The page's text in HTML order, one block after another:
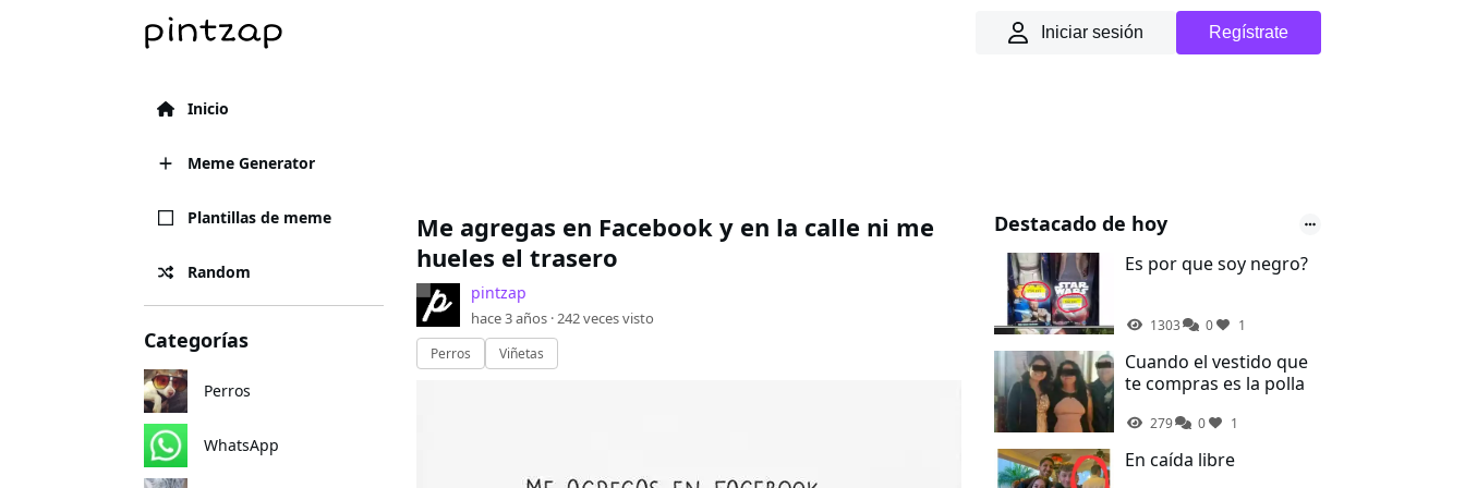
Iniciar sesión Regístrate
Inicio
Meme Generator
Plantillas de meme
Random
Categorías
Perros
WhatsApp
Me agregas en Facebook y en la calle ni me
hueles el trasero
pintzap
hace 3 años ·242veces visto
Perros Viñetas
Destacado de hoy
Es por que soy negro?
1303 0 1
Cuando el vestido que
te compras es la polla
279 0 1
En caída libre